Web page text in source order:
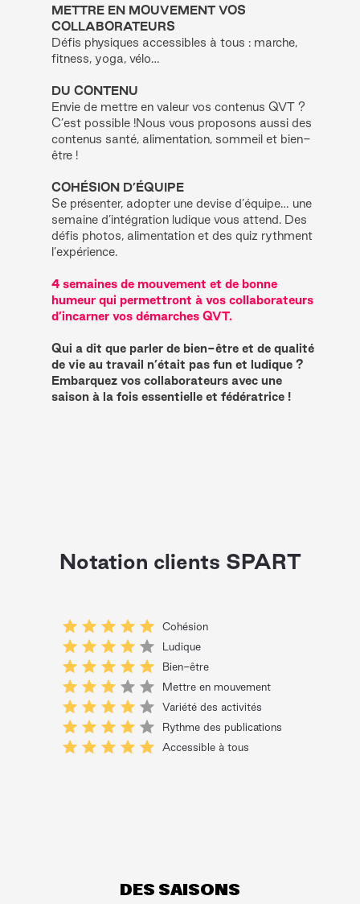
METTRE EN MOUVEMENT VOS
COLLABORATEURS
Défis physiques accessibles à tous : marche,
fitness, yoga, vélo…
DU CONTENU
Envie de mettre en valeur vos contenus QVT ?
C’est possible !Nous vous proposons aussi des
contenus santé, alimentation, sommeil et bien-
être !
COHÉSION D’ÉQUIPE
Se présenter, adopter une devise d’équipe… une
semaine d’intégration ludique vous attend. Des
défis photos, alimentation et des quiz rythment
l’expérience.
4 semaines de mouvement et de bonne
humeur qui permettront à vos collaborateurs
d’incarner vos démarches QVT.
Qui a dit que parler de bien-être et de qualité
de vie au travail n’était pas fun et ludique ?
Embarquez vos collaborateurs avec une
saison à la fois essentielle et fédératrice !
Notation clients SPART
Cohésion
Ludique
Bien-être
Mettre en mouvement
Variété des activités
Rythme des publications
Accessible à tous
DES SAISONS